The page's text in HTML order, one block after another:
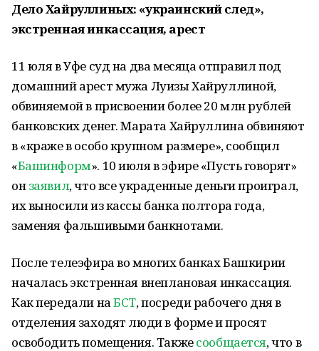
Дело Хайруллиных: «украинский след»,
экстренная инкассация, арест
11 юля в Уфе суд на два месяца отправил под
домашний арест мужа Луизы Хайруллиной,
обвиняемой в присвоении более 20 млн рублей
банковских денег. Марата Хайруллина обвиняют
в «краже в особо крупном размере», сообщил
«Башинформ». 10 июля в эфире «Пусть говорят»
онзаявил, что все украденные деньги проиграл,
их выносили из кассы банка полтора года,
заменяя фальшивыми банкнотами.
После телеэфира во многих банках Башкирии
началась экстренная внеплановая инкассация.
Как передали наБСТ, посреди рабочего дня в
отделения заходят люди в форме и просят
освободить помещения. Такжесообщается, что в